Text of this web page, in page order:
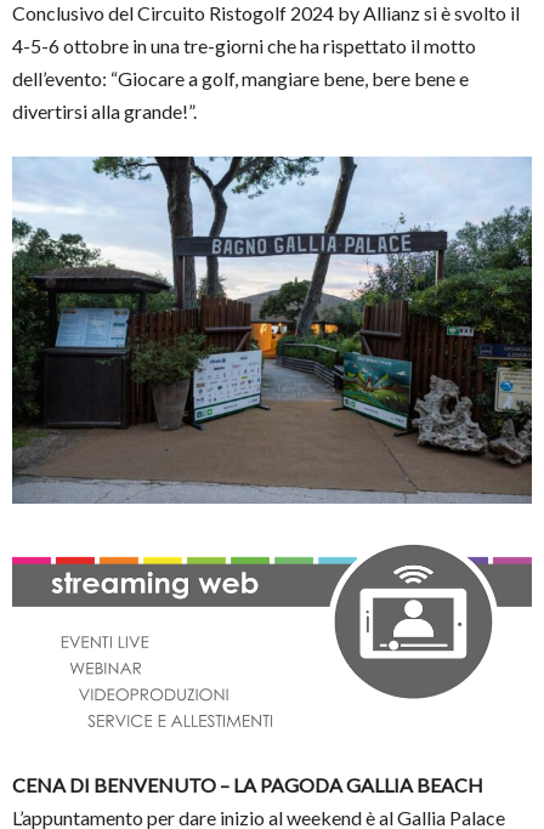
Conclusivo del Circuito Ristogolf 2024 by Allianz si è svolto il
4-5-6 ottobre in una tre-giorni che ha rispettato il motto
dell’evento: “Giocare a golf, mangiare bene, bere bene e
divertirsi alla grande!”.
CENA DI BENVENUTO – LA PAGODA GALLIA BEACH
L’appuntamento per dare inizio al weekend è al Gallia Palace